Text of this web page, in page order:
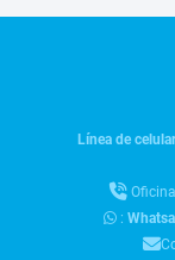
Línea de
: